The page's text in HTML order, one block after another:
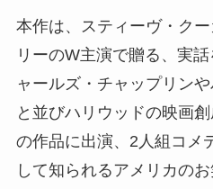
本作は、スティーヴ・ク
リーのW主演で贈る、実
ャールズ・チャップリン
と並びハリウッドの映画
の作品に出演、2人組コメ
して知られるアメリカの